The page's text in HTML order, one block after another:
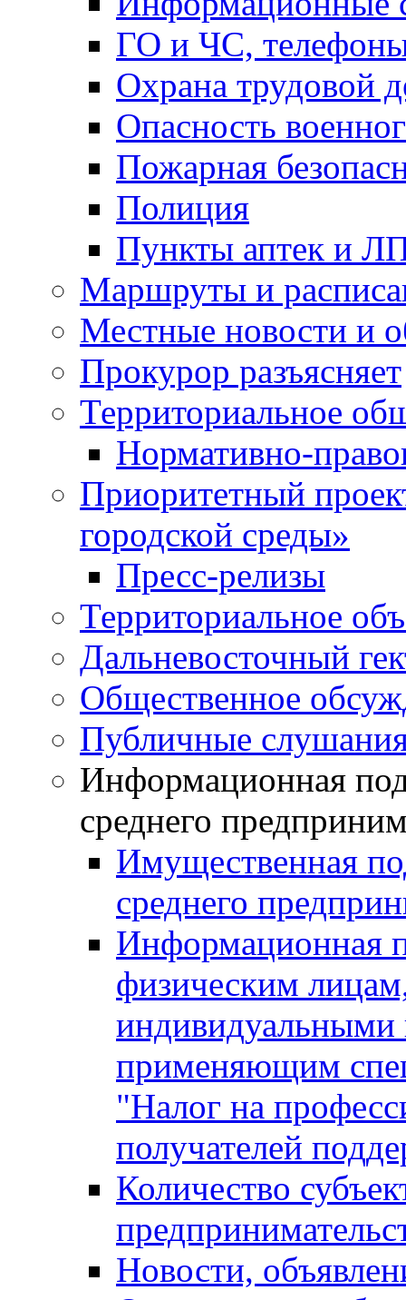
ГО и ЧС,
Охрана трудовой
Опасность
Пожарная
Полиция
Пункты аптек и
Маршруты и
Местные новости и
Прокурор разъясняет
Территориальное
Нормативно-
Приоритетный
городской среды»
Пресс-релизы
Территориальное
Дальневосточный
Общественное
Публичные
Информационная
среднего
Имущественная
среднего
Информационная
физическим
индивидуальными
применяющим
"Налог на
получателей
Количество
Новости,